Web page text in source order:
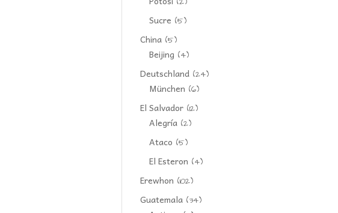
Sucre (5)
China (5)
Beijing (4)
Deutschland (24)
München (6)
El Salvador (12)
Alegría (2)
Ataco (5)
El Esteron (4)
Erewhon (102)
Guatemala (34)